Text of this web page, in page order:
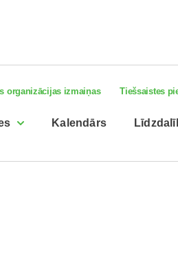
organizācijas izmaiņas Tiešsaistes
Kalendārs